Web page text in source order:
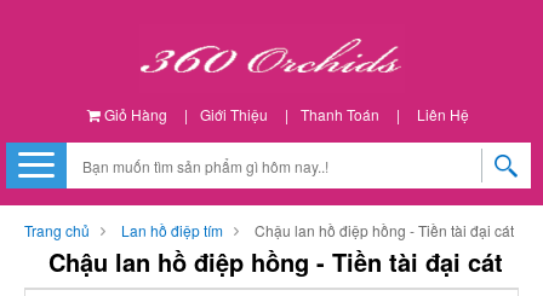
Giỏ Hàng | Giới Thiệu | Thanh Toán | Liên Hệ
Trang chủ Lan hồ điệp tím Chậu lan hồ điệp hồng - Tiền tài đại cát
Chậu lan hồ điệp hồng - Tiền tài đại cát